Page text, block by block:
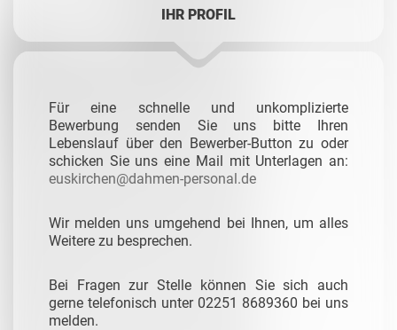
IHR PROFIL
Für eine schnelle und unkomplizierte
Bewerbung senden Sie uns bitte Ihren
Lebenslauf über den Bewerber-Button zu oder
schicken Sie uns eine Mail mit Unterlagen an:
euskirchen@dahmen-personal.de
Wir melden uns umgehend bei Ihnen, um alles
Weitere zu besprechen.
Bei Fragen zur Stelle können Sie sich auch
gerne telefonisch unter 02251 8689360 bei uns
melden.